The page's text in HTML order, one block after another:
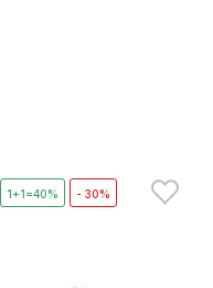
1+1=40% - 30%